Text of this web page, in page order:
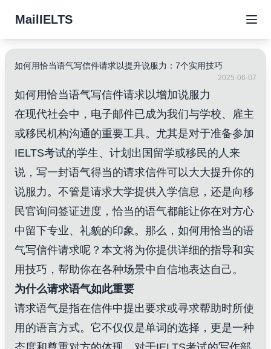
MailIELTS
如何用恰当语气写信件请求以提升说服力：7个实用技巧
2025-06-07
如何用恰当语气写信件请求以增加说服力
在现代社会中，电子邮件已成为我们与学校、雇主
或移民机构沟通的重要工具。尤其是对于准备参加
IELTS考试的学生、计划出国留学或移民的人来
说，写一封语气得当的请求信件可以大大提升你的
说服力。不管是请求大学提供入学信息，还是向移
民官询问签证进度，恰当的语气都能让你在对方心
中留下专业、礼貌的印象。那么，如何用恰当的语
气写信件请求呢？本文将为你提供详细的指导和实
用技巧，帮助你在各种场景中自信地表达自己。
为什么请求语气如此重要
请求语气是指在信件中提出要求或寻求帮助时所使
用的语言方式。它不仅仅是单词的选择，更是一种